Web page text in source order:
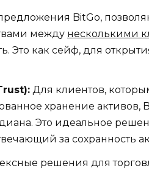
BitGo,
между несколькими
Это как сейф, для
): Для клиентов,
хранение активов,
Это идеальное
за сохранность
решения для